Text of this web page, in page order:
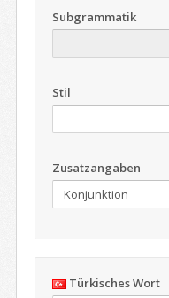
Subgrammatik
Stil
Zusatzangaben
Türkisches Wort